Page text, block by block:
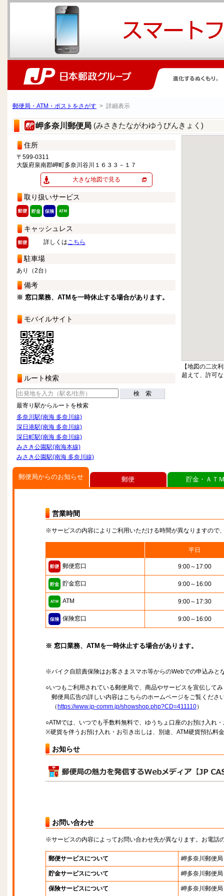
郵便局・ATM・ポストをさがす > 詳細表示
岬多奈川郵便局 (みさきたながわゆうびんきょく)
住所
〒599-0311
大阪府泉南郡岬町多奈川谷川１６３３－１７
大きな地図で見る
取り扱いサービス
キャッシュレス
詳しくはこちら
駐車場
あり（2台）
備考
※ 窓口業務、ATMを一時休止する場合があります。
モバイルサイト
ルート検索
検 索
最寄り駅からルートを検索
多奈川駅(南海 多奈川線)
深日港駅(南海 多奈川線)
深日町駅(南海 多奈川線)
みさき公園駅(南海本線)
みさき公園駅(南海 多奈川線)
【地図の二次
超えて、許可
郵便局からのお知らせ
営業時間
※サービスの内容によりご利用いただける時間が異なりますので
平日
郵便窓口 9:00～17:00
貯金窓口 9:00～16:00
ATM 9:00～17:30
保険窓口 9:00～16:00
※ 窓口業務、ATMを一時休止する場合があります。
※バイク自賠責保険はお客さまスマホ等からのWebでの申込みと
○いつもご利用されている郵便局で、商品やサービスを宣伝して
郵便局広告の詳しい内容はこちらのホームページをご覧くださ
（ https://www.jp-comm.jp/showshop.php?CD=411110）
○ATMでは、いつでも手数料無料で、ゆうちょ口座のお預け入れ
※硬貨を伴うお預け入れ・お引き出しは、別途、ATM硬貨預払料
お知らせ
お問い合わせ
※サービスの内容によってお問い合わせ先が異なります。お電話
郵便サービスについて 岬多奈川郵便局
貯金サービスについて 岬多奈川郵便局
保険サービスについて 岬多奈川郵便局
郵便 貯金・ＡＴ